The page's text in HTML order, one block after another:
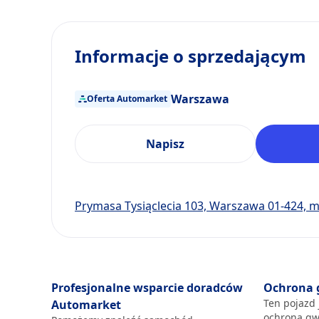
Profesjonalne wsparcie doradców
Automarket
Ochrona
Ten
Informacje o sprzedającym
Oferta Automarket Warszawa
Napisz
Prymasa Tysiąclecia 103, Warszawa 01-424,